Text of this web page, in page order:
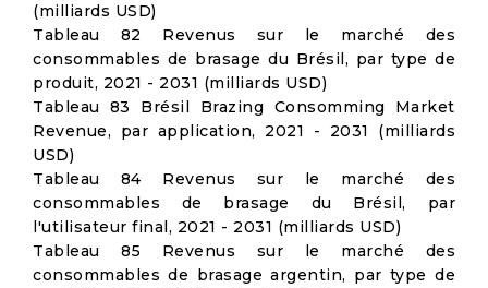
(milliards USD)
Tableau 82 Revenus sur le marché des
consommables de brasage du Brésil, par type de
produit, 2021 - 2031 (milliards USD)
Tableau 83 Brésil Brazing Consomming Market
Revenue, par application, 2021 - 2031 (milliards
USD)
Tableau 84 Revenus sur le marché des
consommables de brasage du Brésil, par
l'utilisateur final, 2021 - 2031 (milliards USD)
Tableau 85 Revenus sur le marché des
consommables de brasage argentin, par type de